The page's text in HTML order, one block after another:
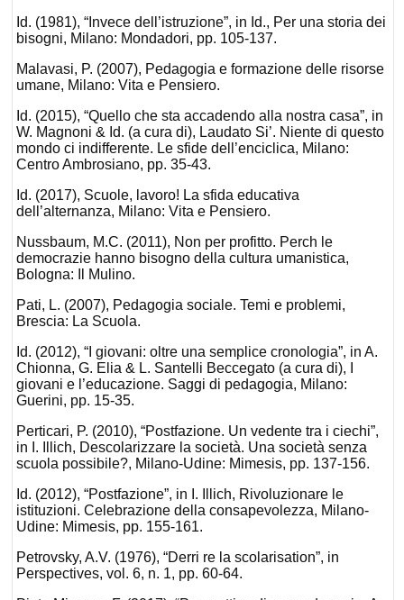
Id. (1981), “Invece dell’istruzione”, in Id., Per una storia dei
bisogni, Milano: Mondadori, pp. 105-137.
Malavasi, P. (2007), Pedagogia e formazione delle risorse
umane, Milano: Vita e Pensiero.
Id. (2015), “Quello che sta accadendo alla nostra casa”, in
W. Magnoni & Id. (a cura di), Laudato Si’. Niente di questo
mondo ci indifferente. Le sfide dell’enciclica, Milano:
Centro Ambrosiano, pp. 35-43.
Id. (2017), Scuole, lavoro! La sfida educativa
dell’alternanza, Milano: Vita e Pensiero.
Nussbaum, M.C. (2011), Non per profitto. Perch le
democrazie hanno bisogno della cultura umanistica,
Bologna: Il Mulino.
Pati, L. (2007), Pedagogia sociale. Temi e problemi,
Brescia: La Scuola.
Id. (2012), “I giovani: oltre una semplice cronologia”, in A.
Chionna, G. Elia & L. Santelli Beccegato (a cura di), I
giovani e l’educazione. Saggi di pedagogia, Milano:
Guerini, pp. 15-35.
Perticari, P. (2010), “Postfazione. Un vedente tra i ciechi”,
in I. Illich, Descolarizzare la società. Una società senza
scuola possibile?, Milano-Udine: Mimesis, pp. 137-156.
Id. (2012), “Postfazione”, in I. Illich, Rivoluzionare le
istituzioni. Celebrazione della consapevolezza, Milano-
Udine: Mimesis, pp. 155-161.
Petrovsky, A.V. (1976), “Derri re la scolarisation”, in
Perspectives, vol. 6, n. 1, pp. 60-64.